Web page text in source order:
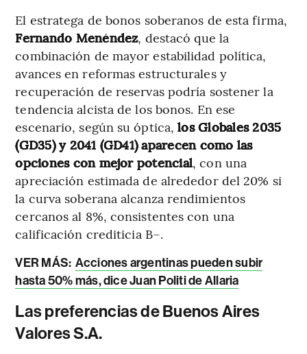
El estratega de bonos soberanos de esta firma,
Fernando Menéndez, destacó que la
combinación de mayor estabilidad política,
avances en reformas estructurales y
recuperación de reservas podría sostener la
tendencia alcista de los bonos. En ese
escenario, según su óptica,los Globales 2035
(GD35) y 2041 (GD41) aparecen como las
opciones con mejor potencial, con una
apreciación estimada de alrededor del 20% si
la curva soberana alcanza rendimientos
cercanos al 8%, consistentes con una
calificación crediticia B–.
VER MÁS: Acciones argentinas pueden subir
hasta 50% más, dice Juan Politi de Allaria
Las preferencias de Buenos Aires
Valores S.A.